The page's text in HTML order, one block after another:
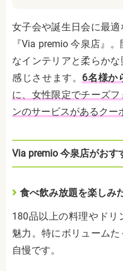
女子会や誕生日会に最
『Via premio 今泉店』
なインテリアと柔らか
感じさせます。 6名様か
に、女性限定でチーズ
ンのサービスがあるクー
Via premio 今泉店がおす
食べ飲み放題を楽しみ
180品以上の料理やド
魅力。特にボリューム
自慢です。